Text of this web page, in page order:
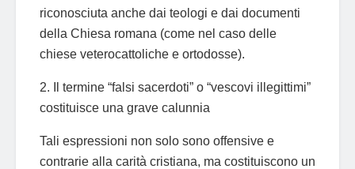
riconosciuta anche dai teologi e dai documenti
della Chiesa romana (come nel caso delle
chiese veterocattoliche e ortodosse).
2. Il termine “falsi sacerdoti” o “vescovi illegittimi”
costituisce una grave calunnia
Tali espressioni non solo sono offensive e
contrarie alla carità cristiana, ma costituiscono un